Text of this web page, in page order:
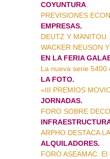
COYUNTURA
PREVISIONES
EMPRESAS.
DEUTZ Y
WACKER NEUSON
EN LA FERIA
La nueva serie 5400
LA FOTO.
«III PREMIOS
JORNADAS.
FORO SOBRE
ARPHO DESTACA
ALQUILADORES.
FORO ASEAMAC.